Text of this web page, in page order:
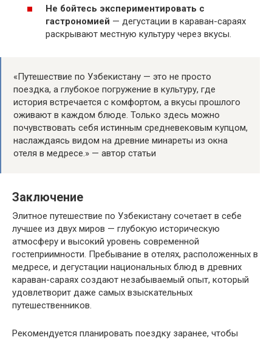
Не бойтесь экспериментировать с
гастрономией — дегустации в караван-сараях
раскрывают местную культуру через вкусы.
«Путешествие по Узбекистану — это не просто
поездка, а глубокое погружение в культуру, где
история встречается с комфортом, а вкусы прошлого
оживают в каждом блюде. Только здесь можно
почувствовать себя истинным средневековым купцом,
наслаждаясь видом на древние минареты из окна
отеля в медресе.» — автор статьи
Заключение
Элитное путешествие по Узбекистану сочетает в себе
лучшее из двух миров — глубокую историческую
атмосферу и высокий уровень современной
гостеприимности. Пребывание в отелях, расположенных в
медресе, и дегустации национальных блюд в древних
караван-сараях создают незабываемый опыт, который
удовлетворит даже самых взыскательных
путешественников.
Рекомендуется планировать поездку заранее, чтобы